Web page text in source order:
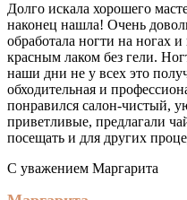
Долго искала хорошего
наконец нашла! Очень
обработала ногти на ногах
красным лаком без гели.
наши дни не у всех это
обходительная и
понравился салон-чистый,
приветливые, предлагали
посещать и для других
С уважением Маргарита